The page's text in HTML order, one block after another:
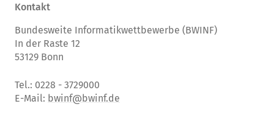
Kontakt
Bundesweite Informatikwettbewerbe (BWINF)
In der Raste 12
53129 Bonn
Tel.: 0228 - 3729000
E-Mail: bwinf@bwinf.de